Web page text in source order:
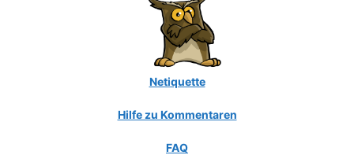
Netiquette
Hilfe zu Kommentaren
FAQ